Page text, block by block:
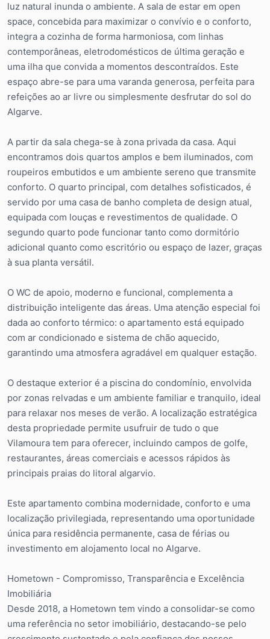
luz natural inunda o ambiente. A sala de estar em open
space, concebida para maximizar o convívio e o conforto,
integra a cozinha de forma harmoniosa, com linhas
contemporâneas, eletrodomésticos de última geração e
uma ilha que convida a momentos descontraídos. Este
espaço abre-se para uma varanda generosa, perfeita para
refeições ao ar livre ou simplesmente desfrutar do sol do
Algarve.
A partir da sala chega-se à zona privada da casa. Aqui
encontramos dois quartos amplos e bem iluminados, com
roupeiros embutidos e um ambiente sereno que transmite
conforto. O quarto principal, com detalhes sofisticados, é
servido por uma casa de banho completa de design atual,
equipada com louças e revestimentos de qualidade. O
segundo quarto pode funcionar tanto como dormitório
adicional quanto como escritório ou espaço de lazer, graças
à sua planta versátil.
O WC de apoio, moderno e funcional, complementa a
distribuição inteligente das áreas. Uma atenção especial foi
dada ao conforto térmico: o apartamento está equipado
com ar condicionado e sistema de chão aquecido,
garantindo uma atmosfera agradável em qualquer estação.
O destaque exterior é a piscina do condomínio, envolvida
por zonas relvadas e um ambiente familiar e tranquilo, ideal
para relaxar nos meses de verão. A localização estratégica
desta propriedade permite usufruir de tudo o que
Vilamoura tem para oferecer, incluindo campos de golfe,
restaurantes, áreas comerciais e acessos rápidos às
principais praias do litoral algarvio.
Este apartamento combina modernidade, conforto e uma
localização privilegiada, representando uma oportunidade
única para residência permanente, casa de férias ou
investimento em alojamento local no Algarve.
Hometown - Compromisso, Transparência e Excelência
Imobiliária
Desde 2018, a Hometown tem vindo a consolidar-se como
uma referência no setor imobiliário, destacando-se pelo